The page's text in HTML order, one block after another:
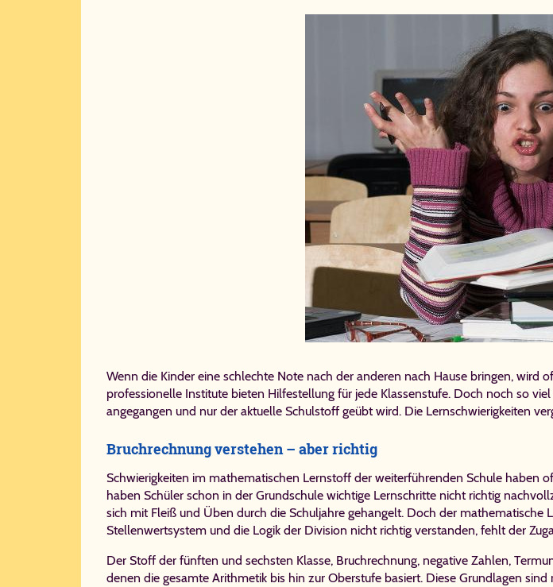
Wenn die Kinder eine schlechte Note nach der anderen nach Hause bringen, wird
professionelle Institute bieten Hilfestellung für jede Klassenstufe. Doch noch so
angegangen und nur der aktuelle Schulstoff geübt wird. Die Lernschwierigkeiten
Bruchrechnung verstehen – aber richtig
Schwierigkeiten im mathematischen Lernstoff der weiterführenden Schule haben
haben Schüler schon in der Grundschule wichtige Lernschritte nicht richtig
sich mit Fleiß und Üben durch die Schuljahre gehangelt. Doch der mathematische
Stellenwertsystem und die Logik der Division nicht richtig verstanden, fehlt der
Der Stoff der fünften und sechsten Klasse, Bruchrechnung, negative Zahlen,
denen die gesamte Arithmetik bis hin zur Oberstufe basiert. Diese Grundlagen